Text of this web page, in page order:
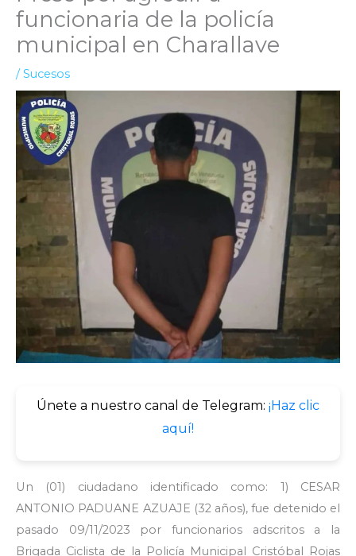
funcionaria de la policía
municipal en Charallave
/Sucesos
Únete a nuestro canal de Telegram: ¡Haz clic
aquí!
Un (01) ciudadano identificado como: 1) CESAR
ANTONIO PADUANE AZUAJE (32 años), fue detenido el
pasado 09/11/2023 por funcionarios adscritos a la
Brigada Ciclista de la Policía Municipal Cristóbal Rojas